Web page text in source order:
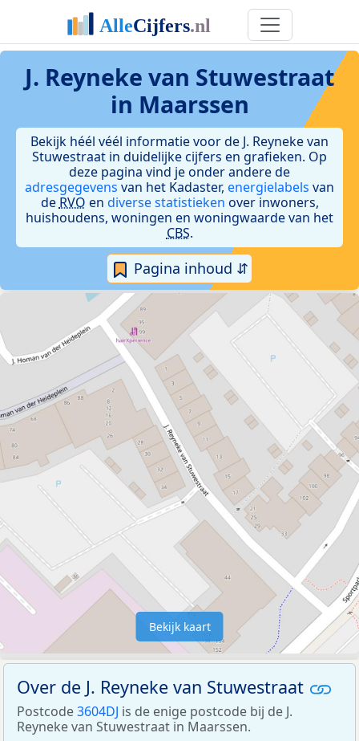
J. Reyneke van Stuwestraat
in Maarssen
Bekijk héél véél informatie voor de J. Reyneke van
Stuwestraat in duidelijke cijfers en grafieken. Op
deze pagina vind je onder andere de
adresgegevens van het Kadaster, energielabels van
de RVO en diverse statistieken over inwoners,
huishoudens, woningen en woningwaarde van het
CBS.
Pagina inhoud ⇵
Bekijk kaart
Over de J. Reyneke van Stuwestraat
Postcode3604DJ is de enige postcode bij de J.
Reyneke van Stuwestraat in Maarssen.